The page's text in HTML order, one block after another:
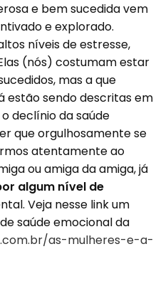
e bem sucedida vem
e explorado.
níveis de estresse,
(nós) costumam estar
mas a que
estão sendo descritas em
declínio da saúde
que orgulhosamente se
atentamente ao
ou amiga da amiga, já
algum nível de
Veja nesse link um
saúde emocional da
as-mulheres-e-a-